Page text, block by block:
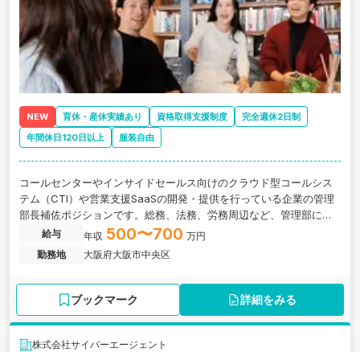
NEW 育休・産休実績あり 資格取得支援制度
完全週休2日制
年間休日120日以上
服装自由
コールセンターやインサイドセールス向けのクラウド型コールシス
テム（CTI）や営業支援SaaSの開発・提供を行っている企業の管理
部長補佐ポジションです。総務、法務、労務周辺など、管理部に関
わる複数領域を横断しながら、部門運営全体を理解することができ
ます。
給与 年収 500〜700 万円
勤務地
大阪府大阪市中央区
ブックマーク 詳細をみる
株式会社サイバーエージェント